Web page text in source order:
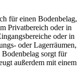
für einen Bodenbelag,
Privatbereich oder in
oder in
oder Lagerräumen,
sorgt für
außerdem mit einem